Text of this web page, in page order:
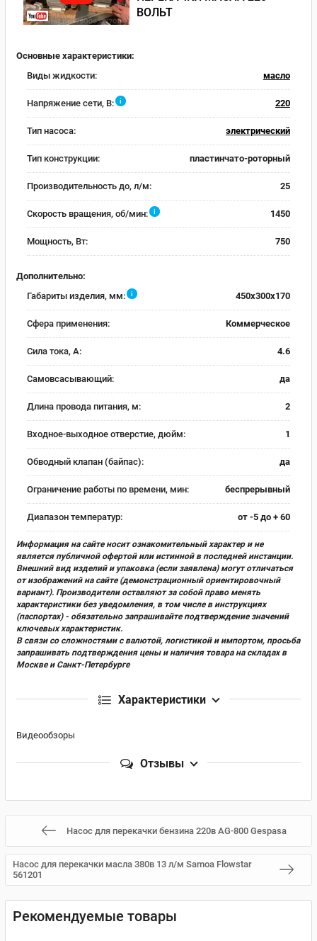
ВОЛЬТ
Основные характеристики:
Виды жидкости:
масло
Напряжение сети, В: i 220
Тип насоса: электрический
Тип конструкции: пластинчато-роторный
Производительность до, л/м: 25
Скорость вращения, об/мин: i 1450
Мощность, Вт: 750
Дополнительно:
Габариты изделия, мм:
i 450x300x170
Сфера применения: Коммерческое
Сила тока, А: 4.6
Самовсасывающий: да
Длина провода питания, м: 2
Входное-выходное отверстие, дюйм: 1
Обводный клапан (байпас): да
Ограничение работы по времени, мин: беспрерывный
Диапазон температур: от -5 до + 60
Информация на сайте носит ознакомительный характер и не
является публичной офертой или истинной в последней инстанции.
Внешний вид изделий и упаковка (если заявлена) могут отличаться
от изображений на сайте (демонстрационный ориентировочный
вариант). Производители оставляют за собой право менять
характеристики без уведомления, в том числе в инструкциях
(паспортах) - обязательно запрашивайте подтверждение значений
ключевых характеристик.
В связи со сложностями с валютой, логистикой и импортом, просьба
запрашивать подтверждения цены и наличия товара на складах в
Москве и Санкт-Петербурге
Характеристики
Видеообзоры
Отзывы
Насос для перекачки бензина 220в AG-800 Gespasa
Насос для перекачки масла 380в 13 л/м Samoa Flowstar
561201
Рекомендуемые товары